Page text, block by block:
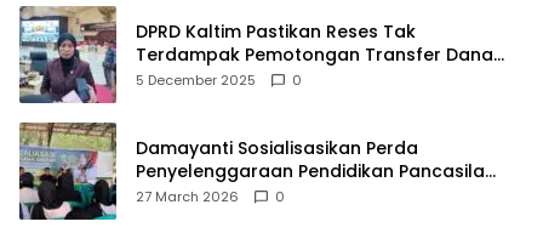
DPRD Kaltim Pastikan Reses Tak
Terdampak Pemotongan Transfer Dana
Pusat
5 December 2025 0
Damayanti Sosialisasikan Perda
Penyelenggaraan Pendidikan Pancasila
dan Wawasan Kebangsaan
27 March 2026 0